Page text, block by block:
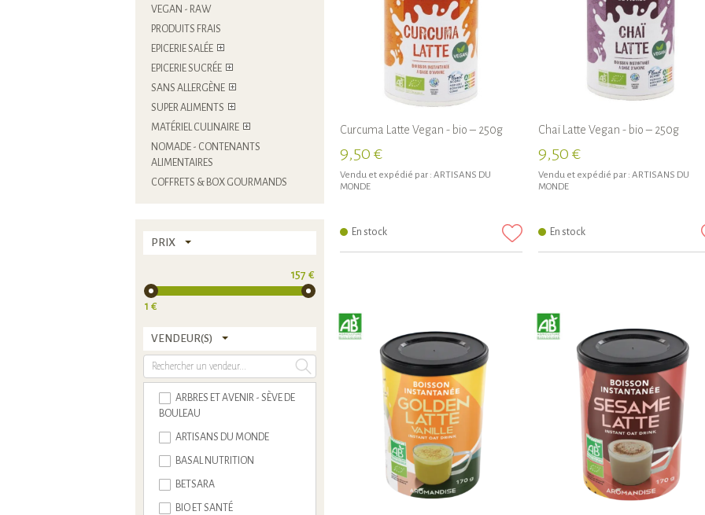
VEGAN - RAW
PRODUITS FRAIS
EPICERIE SALÉE
EPICERIE SUCRÉE
SANS ALLERGÈNE
SUPER ALIMENTS
MATÉRIEL CULINAIRE
NOMADE - CONTENANTS
ALIMENTAIRES
COFFRETS & BOX GOURMANDS
PRIX
1 €
157 €
VENDEUR(S)
ARBRES ET AVENIR - SÈVE DE
BOULEAU
ARTISANS DU MONDE
BASAL NUTRITION
BETSARA
BIO ET SANTÉ
Curcuma Latte Vegan - bio – 250g
9,50 €
Vendu et expédié par : ARTISANS DU
MONDE
En stock
Chaï Latte Vegan - bio – 250g
9,50 €
Vendu et expédié par : ARTISANS DU
MONDE
En stock